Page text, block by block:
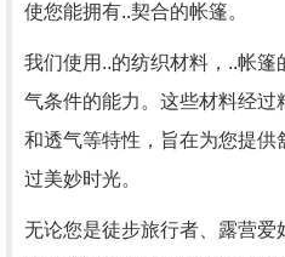
使您能拥有..契合的帐篷。
我们使用..的纺织材料，..帐
气条件的能力。这些材料经过
和透气等特性，旨在为您提
过美妙时光。
无论您是徒步旅行者、露营